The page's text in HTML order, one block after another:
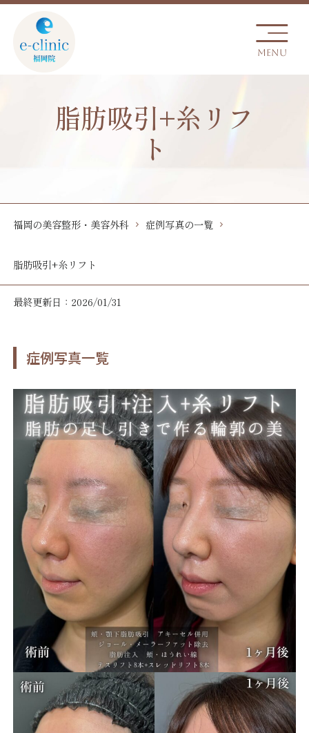
脂肪吸引+糸リフ
ト
福岡の美容整形・美容外科 症例写真の一覧
脂肪吸引+糸リフト
最終更新日：2026/01/31
症例写真一覧